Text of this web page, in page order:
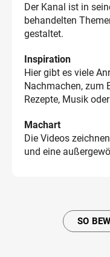
Der Kanal ist in
behandelten
gestaltet.
Inspiration
Hier gibt es viele
Nachmachen, zum
Rezepte, Musik
Machart
Die Videos
und eine
SO